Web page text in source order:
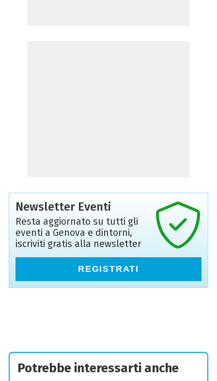
Newsletter Eventi
Resta aggiornato su tutti gli
eventi a Genova e dintorni,
iscriviti gratis alla newsletter
REGISTRATI
Potrebbe interessarti anche